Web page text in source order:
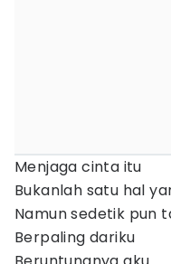
Menjaga cinta itu
Bukanlah satu hal
Namun sedetik pun
Berpaling dariku